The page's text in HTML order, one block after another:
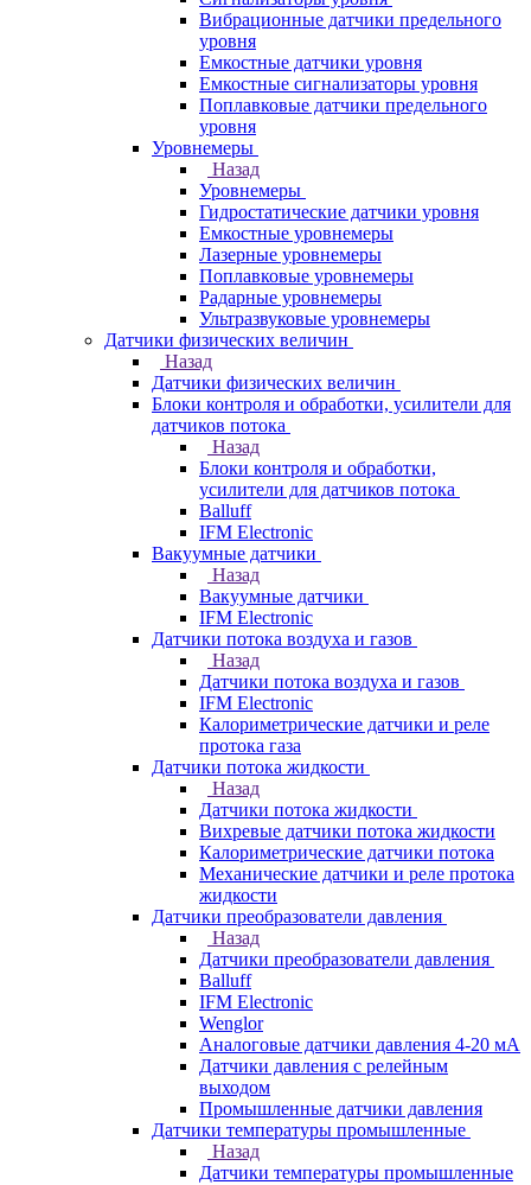
Вибрационные датчики предельного
уровня
Емкостные датчики уровня
Емкостные сигнализаторы уровня
Поплавковые датчики предельного
уровня
Уровнемеры
Назад
Уровнемеры
Гидростатические датчики уровня
Емкостные уровнемеры
Лазерные уровнемеры
Поплавковые уровнемеры
Радарные уровнемеры
Ультразвуковые уровнемеры
Датчики физических величин
Назад
Датчики физических величин
Блоки контроля и обработки, усилители для
датчиков потока
Назад
Блоки контроля и обработки,
усилители для датчиков потока
Balluff
IFM Electronic
Вакуумные датчики
Назад
Вакуумные датчики
IFM Electronic
Датчики потока воздуха и газов
Назад
Датчики потока воздуха и газов
IFM Electronic
Калориметрические датчики и реле
протока газа
Датчики потока жидкости
Назад
Датчики потока жидкости
Вихревые датчики потока жидкости
Калориметрические датчики потока
Механические датчики и реле протока
жидкости
Датчики преобразователи давления
Назад
Датчики преобразователи давления
Balluff
IFM Electronic
Wenglor
Аналоговые датчики давления 4-20 мА
Датчики давления с релейным
выходом
Промышленные датчики давления
Датчики температуры промышленные
Назад
Датчики температуры промышленные